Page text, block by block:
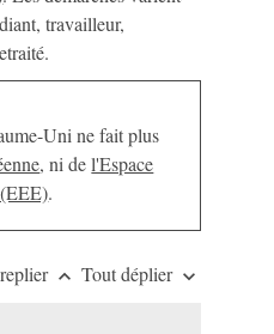
travailleur,
Uni ne fait plus
, ni del'Espace
.
keyboard_arrow_up Tout déplier keyboard_arrow_down